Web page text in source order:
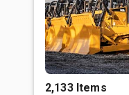
2,133 Items